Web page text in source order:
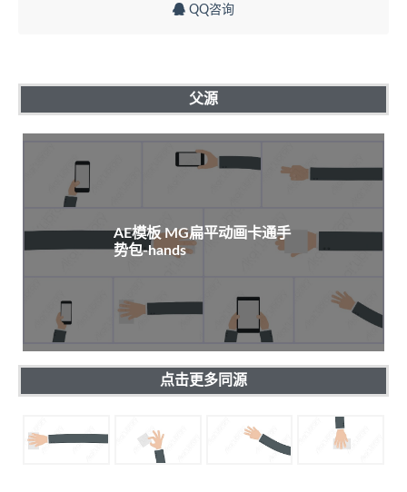
QQ咨询
父源
AE模板 MG扁平动画卡通手
势包-hands
点击更多同源